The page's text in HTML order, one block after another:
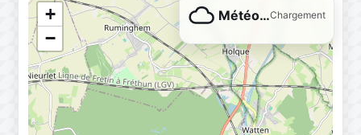
+
−
Météo…Chargement